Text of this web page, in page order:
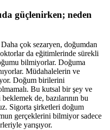
güçlenirken; neden
çok sezaryen, doğumdan
da eğitimlerinde sürekli
bilmiyorlar. Doğuma
Müdahalelerin ve
Doğum birilerini
Bu kutsal bir şey ve
de, bazılarının bu
Sigorta şirketleri doğum
gerçeklerini bilmiyor sadece
yarışıyor.